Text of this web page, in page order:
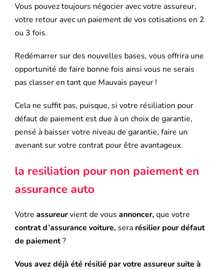
Vous pouvez toujours négocier avec votre assureur,
votre retour avec un paiement de vos cotisations en 2
ou 3 fois.
Redémarrer sur des nouvelles bases, vous offrira une
opportunité de faire bonne fois ainsi vous ne serais
pas classer en tant que Mauvais payeur !
Cela ne suffit pas, puisque, si votre résiliation pour
défaut de paiement est due à un choix de garantie,
pensé à baisser votre niveau de garantie, faire un
avenant sur votre contrat pour être avantageux.
la resiliation pour non paiement en
assurance auto
Votre assureurvient de vous annoncer,que votre
contrat d’assurance voiture,sera résilier pour défaut
de paiement?
Vous avez déjà été résilié par votre assureur suite à